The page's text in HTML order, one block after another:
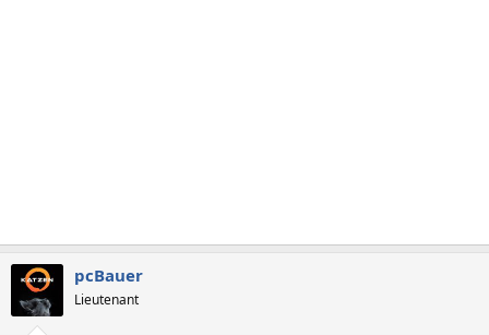
pcBauer
Lieutenant